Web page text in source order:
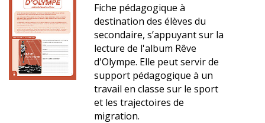
Fiche pédagogique à
destination des élèves du
secondaire, s’appuyant sur la
lecture de l'album Rêve
d'Olympe. Elle peut servir de
support pédagogique à un
travail en classe sur le sport
et les trajectoires de
migration.